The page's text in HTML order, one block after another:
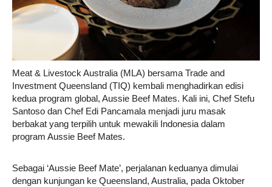
Meat & Livestock Australia (MLA) bersama Trade and
Investment Queensland (TIQ) kembali menghadirkan edisi
kedua program global, Aussie Beef Mates. Kali ini, Chef Stefu
Santoso dan Chef Edi Pancamala menjadi juru masak
berbakat yang terpilih untuk mewakili Indonesia dalam
program Aussie Beef Mates.
Sebagai ‘Aussie Beef Mate’, perjalanan keduanya dimulai
dengan kunjungan ke Queensland, Australia, pada Oktober